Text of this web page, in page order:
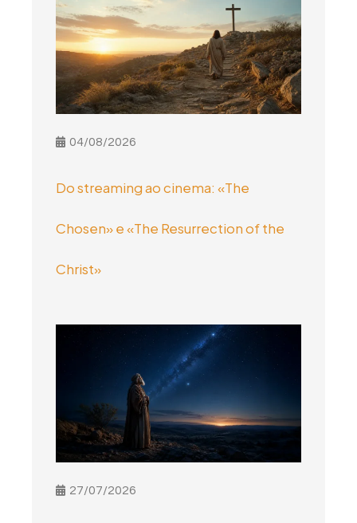
04/08/2026
Do streaming ao cinema: «The
Chosen» e «The Resurrection of the
Christ»
27/07/2026